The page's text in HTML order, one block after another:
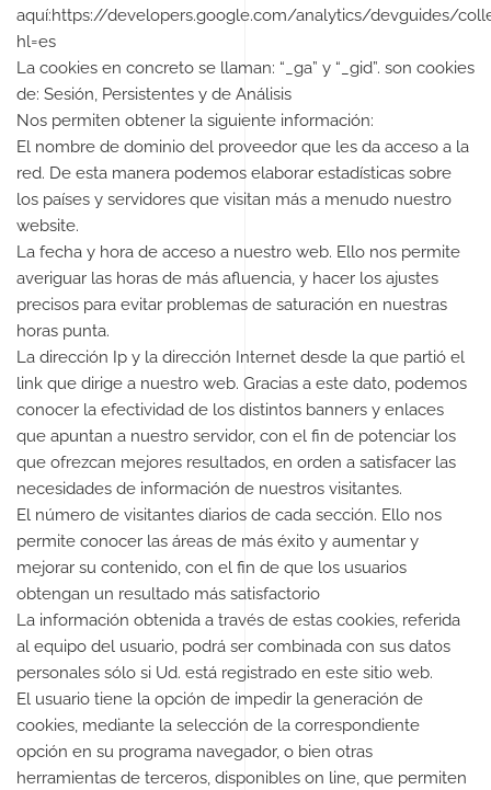
aquí:https://developers.google.com/analytics/devguides/
hl=es
La cookies en concreto se llaman: “_ga” y “_gid”. son cookies
de: Sesión, Persistentes y de Análisis
Nos permiten obtener la siguiente información:
El nombre de dominio del proveedor que les da acceso a la
red. De esta manera podemos elaborar estadísticas sobre
los países y servidores que visitan más a menudo nuestro
website.
La fecha y hora de acceso a nuestro web. Ello nos permite
averiguar las horas de más afluencia, y hacer los ajustes
precisos para evitar problemas de saturación en nuestras
horas punta.
La dirección Ip y la dirección Internet desde la que partió el
link que dirige a nuestro web. Gracias a este dato, podemos
conocer la efectividad de los distintos banners y enlaces
que apuntan a nuestro servidor, con el fin de potenciar los
que ofrezcan mejores resultados, en orden a satisfacer las
necesidades de información de nuestros visitantes.
El número de visitantes diarios de cada sección. Ello nos
permite conocer las áreas de más éxito y aumentar y
mejorar su contenido, con el fin de que los usuarios
obtengan un resultado más satisfactorio
La información obtenida a través de estas cookies, referida
al equipo del usuario, podrá ser combinada con sus datos
personales sólo si Ud. está registrado en este sitio web.
El usuario tiene la opción de impedir la generación de
cookies, mediante la selección de la correspondiente
opción en su programa navegador, o bien otras
herramientas de terceros, disponibles on line, que permiten